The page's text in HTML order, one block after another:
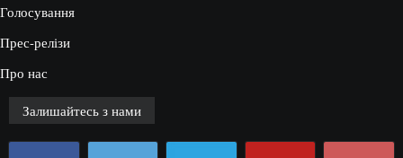
Голосування
Прес-релізи
Про нас
Залишайтесь з нами